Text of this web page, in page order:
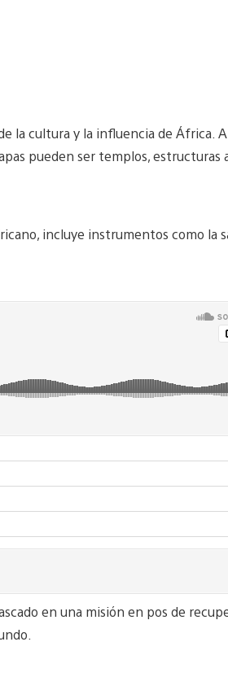
la cultura y la influencia de África. A
pueden ser templos, estructuras
incluye instrumentos como la
en una misión en pos de